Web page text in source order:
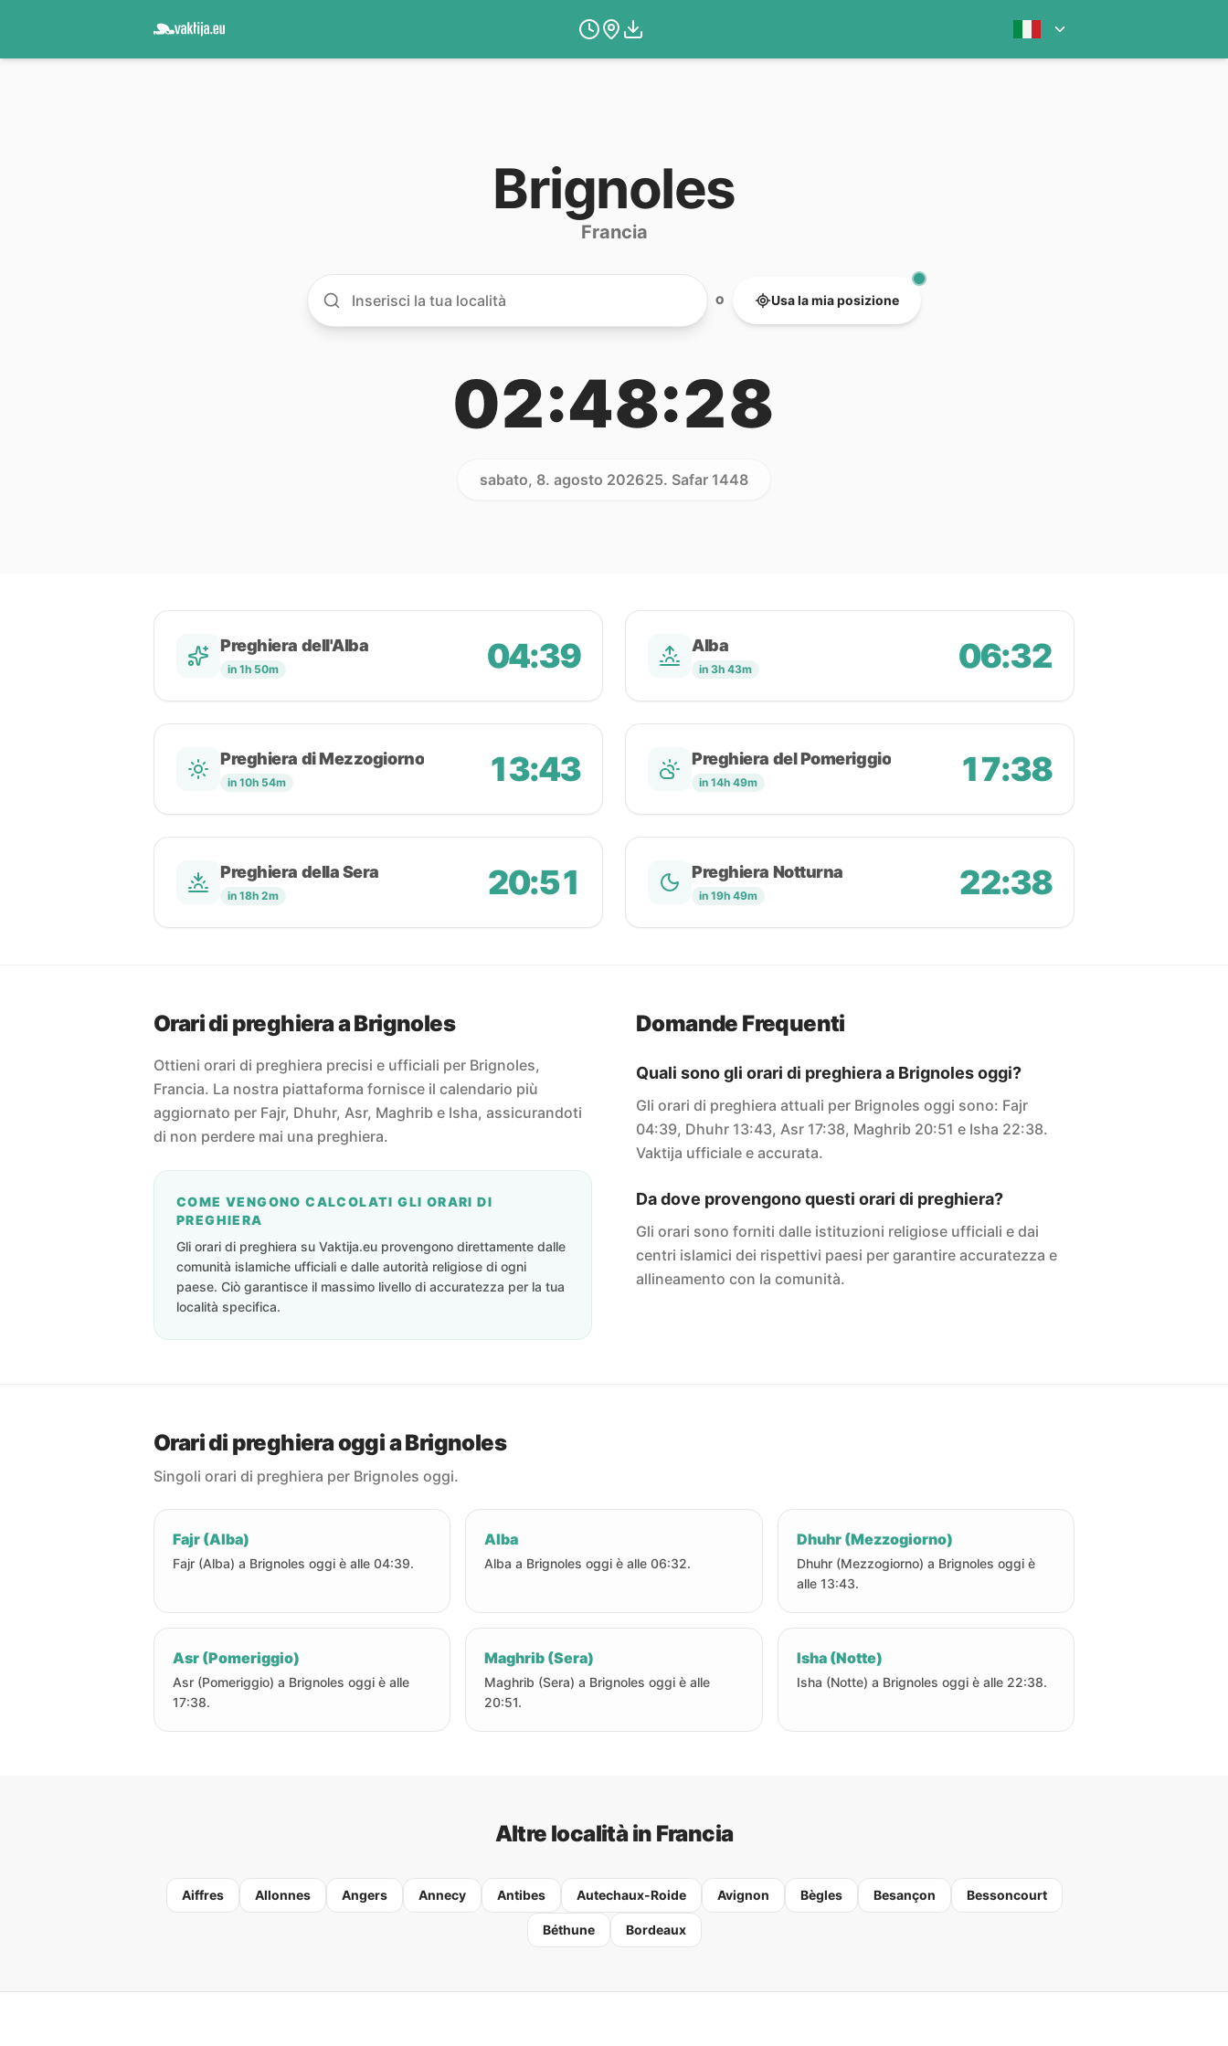
Brignoles
Francia
O Usa la mia posizione
02:48:28
sabato, 8. agosto 202625. Safar 1448
Preghiera dell'Alba
in 1h 50m 04:39 Alba
in 3h 43m 06:32
Preghiera di Mezzogiorno
in 10h 54m 13:43 Preghiera del Pomeriggio
in 14h 49m 17:38
Preghiera della Sera
in 18h 2m 20:51 Preghiera Notturna
in 19h 49m 22:38
Orari di preghiera a Brignoles
Ottieni orari di preghiera precisi e ufficiali per Brignoles,
Francia. La nostra piattaforma fornisce il calendario più
aggiornato per Fajr, Dhuhr, Asr, Maghrib e Isha, assicurandoti
di non perdere mai una preghiera.
COME VENGONO CALCOLATI GLI ORARI DI
PREGHIERA
Gli orari di preghiera su Vaktija.eu provengono direttamente dalle
comunità islamiche ufficiali e dalle autorità religiose di ogni
paese. Ciò garantisce il massimo livello di accuratezza per la tua
località specifica.
Domande Frequenti
Quali sono gli orari di preghiera a Brignoles oggi?
Gli orari di preghiera attuali per Brignoles oggi sono: Fajr
04:39, Dhuhr 13:43, Asr 17:38, Maghrib 20:51 e Isha 22:38.
Vaktija ufficiale e accurata.
Da dove provengono questi orari di preghiera?
Gli orari sono forniti dalle istituzioni religiose ufficiali e dai
centri islamici dei rispettivi paesi per garantire accuratezza e
allineamento con la comunità.
Orari di preghiera oggi a Brignoles
Singoli orari di preghiera per Brignoles oggi.
Fajr (Alba)
Fajr (Alba) a Brignoles oggi è alle 04:39.
Alba
Alba a Brignoles oggi è alle 06:32.
Dhuhr (Mezzogiorno)
Dhuhr (Mezzogiorno) a Brignoles oggi è
alle 13:43.
Asr (Pomeriggio)
Asr (Pomeriggio) a Brignoles oggi è alle
17:38.
Maghrib (Sera)
Maghrib (Sera) a Brignoles oggi è alle
20:51.
Isha (Notte)
Isha (Notte) a Brignoles oggi è alle 22:38.
Altre località in Francia
Aiffres Allonnes Angers Annecy Antibes Autechaux-Roide Avignon Bègles Besançon Bessoncourt
Béthune Bordeaux